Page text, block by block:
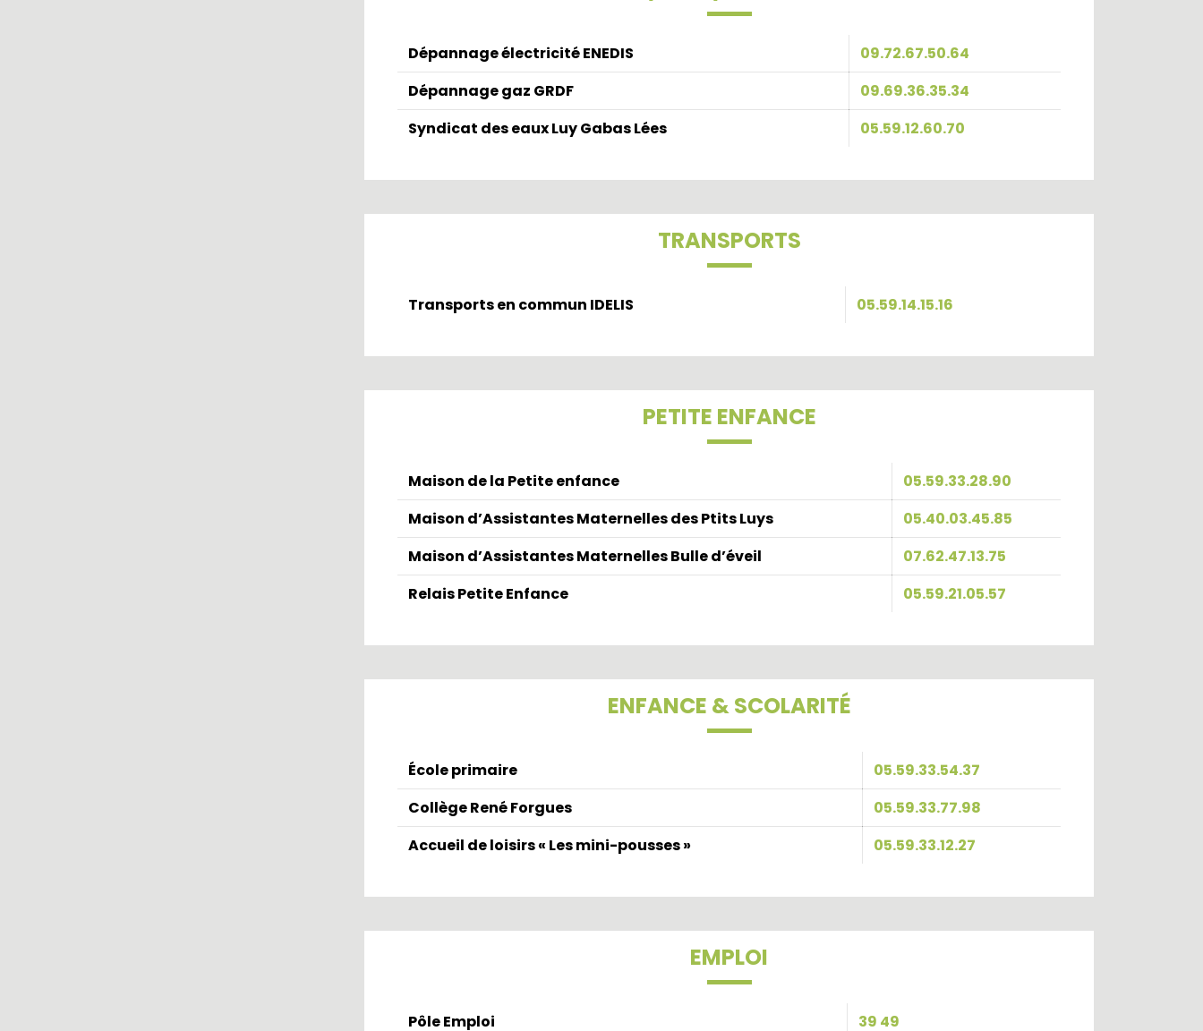
Dépannage électricité ENEDIS
09.72.67.50.64
Dépannage gaz GRDF
09.69.36.35.34
Syndicat des eaux Luy Gabas Lées
05.59.12.60.70
TRANSPORTS
Transports en commun IDELIS 05.59.14.15.16
PETITE ENFANCE
Maison de la Petite enfance
05.59.33.28.90
Maison d’Assistantes Maternelles des Ptits Luys
05.40.03.45.85
Maison d’Assistantes Maternelles Bulle d’éveil
07.62.47.13.75
Relais Petite Enfance
05.59.21.05.57
ENFANCE & SCOLARITÉ
École primaire
05.59.33.54.37
Collège René Forgues
05.59.33.77.98
Accueil de loisirs « Les mini-pousses »
05.59.33.12.27
EMPLOI
Pôle Emploi
39 49